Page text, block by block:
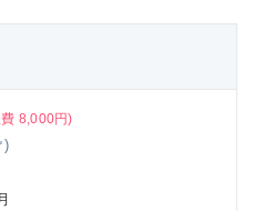
8,000円)
)